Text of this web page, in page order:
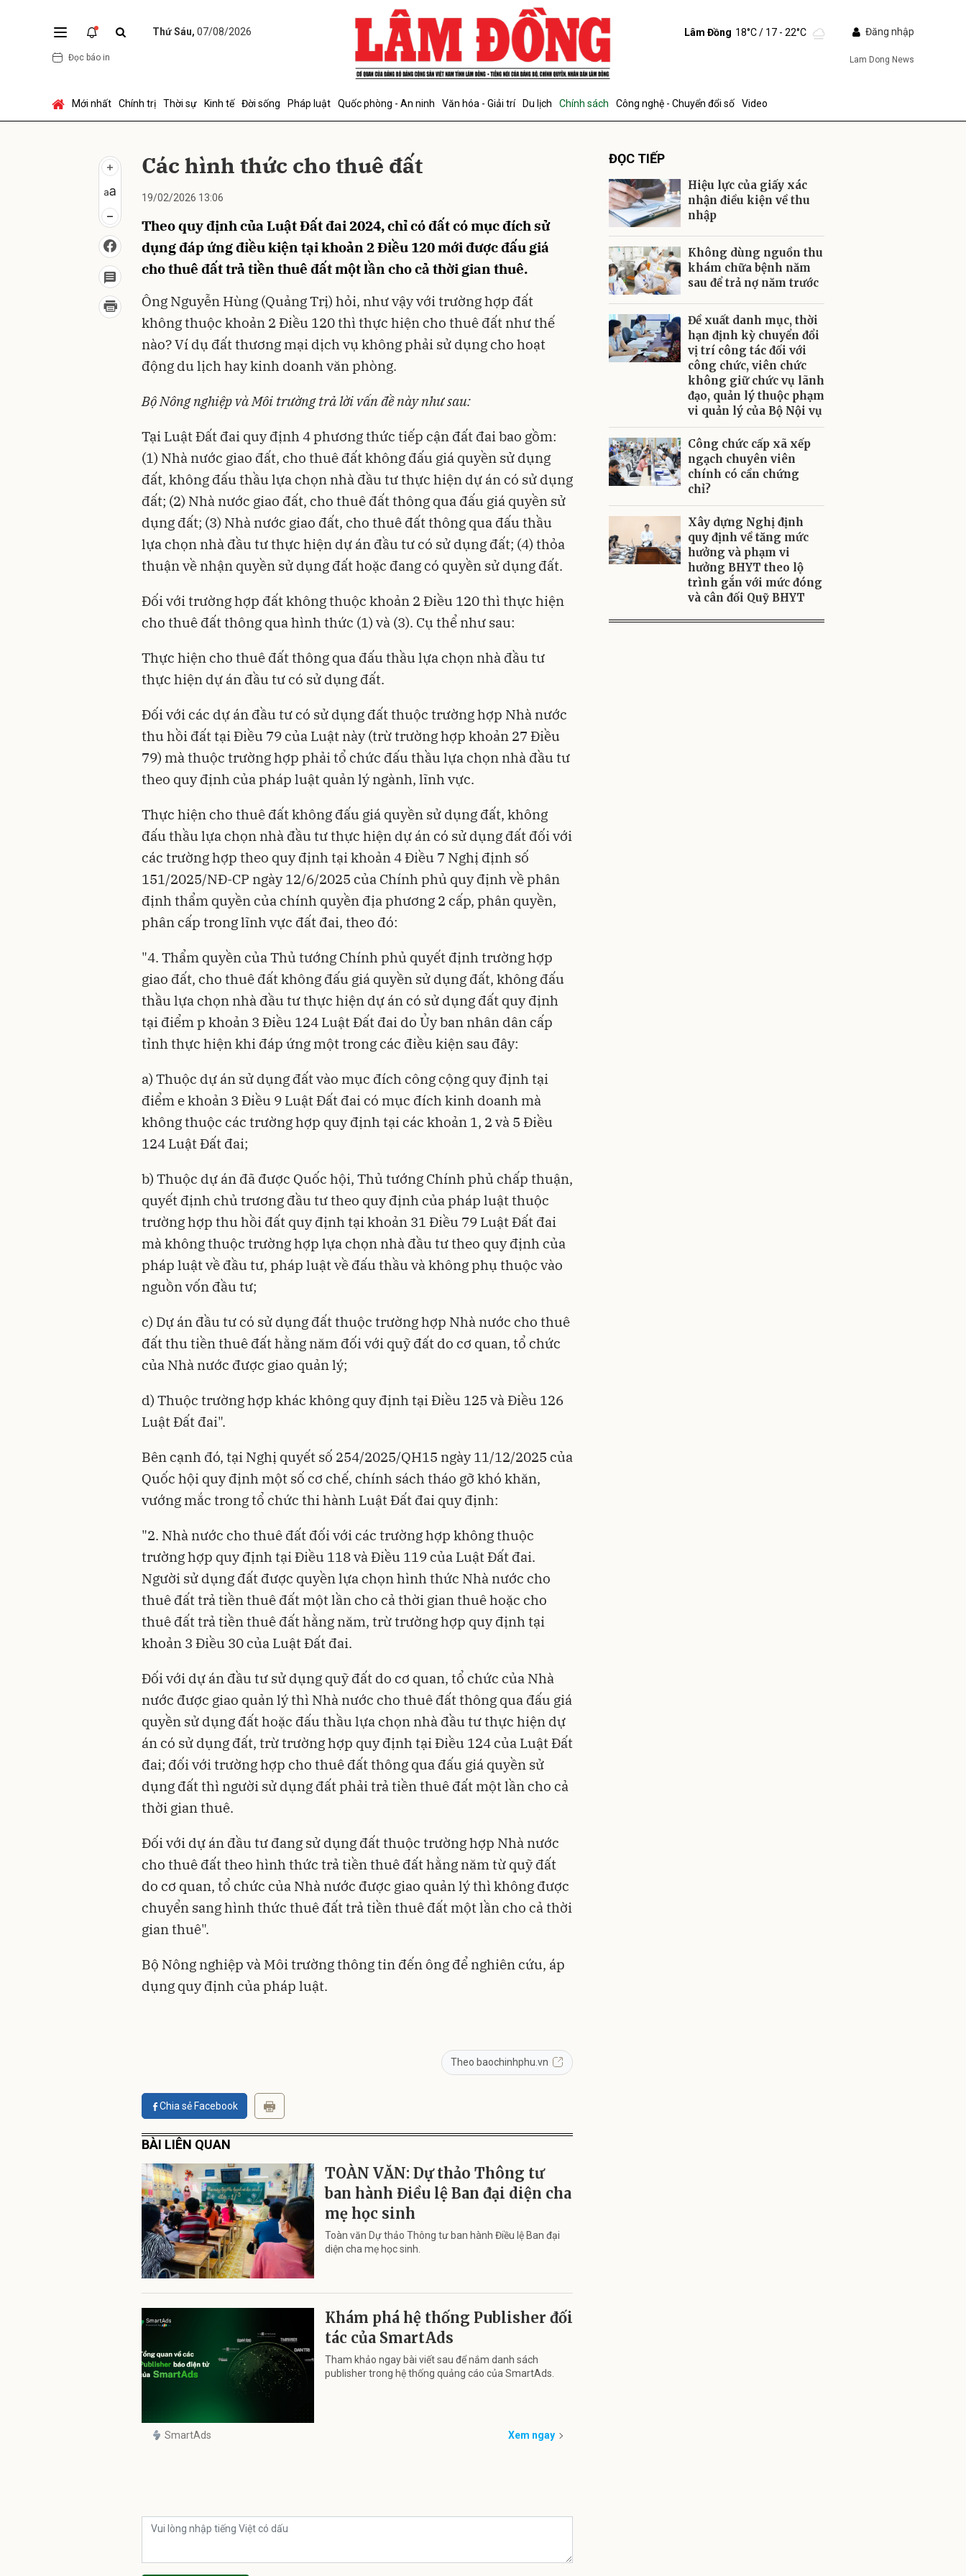
Thứ Sáu, 07/08/2026
Đọc báo in
Lâm Đồng 18°C/ 17 - 22°C Đăng nhập
Lam Dong News
Mới nhất Chính trị Thời sự Kinh tế Đời sống Pháp luật Quốc phòng - An ninh Văn hóa - Giải trí Du lịch Chính sách Công nghệ - Chuyển đổi số Video
Các hình thức cho thuê đất
19/02/2026 13:06
Theo quy định của Luật Đất đai 2024, chỉ có đất có mục đích sử
dụng đáp ứng điều kiện tại khoản 2 Điều 120 mới được đấu giá
cho thuê đất trả tiền thuê đất một lần cho cả thời gian thuê.
Ông Nguyễn Hùng (Quảng Trị) hỏi, như vậy với trường hợp đất
không thuộc khoản 2 Điều 120 thì thực hiện cho thuê đất như thế
nào? Ví dụ đất thương mại dịch vụ không phải sử dụng cho hoạt
động du lịch hay kinh doanh văn phòng.
Bộ Nông nghiệp và Môi trường trả lời vấn đề này như sau:
Tại Luật Đất đai quy định 4 phương thức tiếp cận đất đai bao gồm:
(1) Nhà nước giao đất, cho thuê đất không đấu giá quyền sử dụng
đất, không đấu thầu lựa chọn nhà đầu tư thực hiện dự án có sử dụng
đất; (2) Nhà nước giao đất, cho thuê đất thông qua đấu giá quyền sử
dụng đất; (3) Nhà nước giao đất, cho thuê đất thông qua đấu thầu
lựa chọn nhà đầu tư thực hiện dự án đầu tư có sử dụng đất; (4) thỏa
thuận về nhận quyền sử dụng đất hoặc đang có quyền sử dụng đất.
Đối với trường hợp đất không thuộc khoản 2 Điều 120 thì thực hiện
cho thuê đất thông qua hình thức (1) và (3). Cụ thể như sau:
Thực hiện cho thuê đất thông qua đấu thầu lựa chọn nhà đầu tư
thực hiện dự án đầu tư có sử dụng đất.
Đối với các dự án đầu tư có sử dụng đất thuộc trường hợp Nhà nước
thu hồi đất tại Điều 79 của Luật này (trừ trường hợp khoản 27 Điều
79) mà thuộc trường hợp phải tổ chức đấu thầu lựa chọn nhà đầu tư
theo quy định của pháp luật quản lý ngành, lĩnh vực.
Thực hiện cho thuê đất không đấu giá quyền sử dụng đất, không
đấu thầu lựa chọn nhà đầu tư thực hiện dự án có sử dụng đất đối với
các trường hợp theo quy định tại khoản 4 Điều 7 Nghị định số
151/2025/NĐ-CP ngày 12/6/2025 của Chính phủ quy định về phân
định thẩm quyền của chính quyền địa phương 2 cấp, phân quyền,
phân cấp trong lĩnh vực đất đai, theo đó:
"4. Thẩm quyền của Thủ tướng Chính phủ quyết định trường hợp
giao đất, cho thuê đất không đấu giá quyền sử dụng đất, không đấu
thầu lựa chọn nhà đầu tư thực hiện dự án có sử dụng đất quy định
tại điểm p khoản 3 Điều 124 Luật Đất đai do Ủy ban nhân dân cấp
tỉnh thực hiện khi đáp ứng một trong các điều kiện sau đây:
a) Thuộc dự án sử dụng đất vào mục đích công cộng quy định tại
điểm e khoản 3 Điều 9 Luật Đất đai có mục đích kinh doanh mà
không thuộc các trường hợp quy định tại các khoản 1, 2 và 5 Điều
124 Luật Đất đai;
b) Thuộc dự án đã được Quốc hội, Thủ tướng Chính phủ chấp thuận,
quyết định chủ trương đầu tư theo quy định của pháp luật thuộc
trường hợp thu hồi đất quy định tại khoản 31 Điều 79 Luật Đất đai
mà không thuộc trường hợp lựa chọn nhà đầu tư theo quy định của
pháp luật về đầu tư, pháp luật về đấu thầu và không phụ thuộc vào
nguồn vốn đầu tư;
c) Dự án đầu tư có sử dụng đất thuộc trường hợp Nhà nước cho thuê
đất thu tiền thuê đất hằng năm đối với quỹ đất do cơ quan, tổ chức
của Nhà nước được giao quản lý;
d) Thuộc trường hợp khác không quy định tại Điều 125 và Điều 126
Luật Đất đai".
Bên cạnh đó, tại Nghị quyết số 254/2025/QH15 ngày 11/12/2025 của
Quốc hội quy định một số cơ chế, chính sách tháo gỡ khó khăn,
vướng mắc trong tổ chức thi hành Luật Đất đai quy định:
"2. Nhà nước cho thuê đất đối với các trường hợp không thuộc
trường hợp quy định tại Điều 118 và Điều 119 của Luật Đất đai.
Người sử dụng đất được quyền lựa chọn hình thức Nhà nước cho
thuê đất trả tiền thuê đất một lần cho cả thời gian thuê hoặc cho
thuê đất trả tiền thuê đất hằng năm, trừ trường hợp quy định tại
khoản 3 Điều 30 của Luật Đất đai.
Đối với dự án đầu tư sử dụng quỹ đất do cơ quan, tổ chức của Nhà
nước được giao quản lý thì Nhà nước cho thuê đất thông qua đấu giá
quyền sử dụng đất hoặc đấu thầu lựa chọn nhà đầu tư thực hiện dự
án có sử dụng đất, trừ trường hợp quy định tại Điều 124 của Luật Đất
đai; đối với trường hợp cho thuê đất thông qua đấu giá quyền sử
dụng đất thì người sử dụng đất phải trả tiền thuê đất một lần cho cả
thời gian thuê.
Đối với dự án đầu tư đang sử dụng đất thuộc trường hợp Nhà nước
cho thuê đất theo hình thức trả tiền thuê đất hằng năm từ quỹ đất
do cơ quan, tổ chức của Nhà nước được giao quản lý thì không được
chuyển sang hình thức thuê đất trả tiền thuê đất một lần cho cả thời
gian thuê".
Bộ Nông nghiệp và Môi trường thông tin đến ông để nghiên cứu, áp
dụng quy định của pháp luật.
Theo baochinhphu.vn
Chia sẻ Facebook
BÀI LIÊN QUAN
TOÀN VĂN: Dự thảo Thông tư
ban hành Điều lệ Ban đại diện cha
mẹ học sinh
Toàn văn Dự thảo Thông tư ban hành Điều lệ Ban đại
diện cha mẹ học sinh.
Khám phá hệ thống Publisher đối
tác của SmartAds
Tham khảo ngay bài viết sau để nắm danh sách
publisher trong hệ thống quảng cáo của SmartAds.
SmartAds Xem ngay
ĐỌC TIẾP
Hiệu lực của giấy xác
nhận điều kiện về thu
nhập
Không dùng nguồn thu
khám chữa bệnh năm
sau để trả nợ năm trước
Đề xuất danh mục, thời
hạn định kỳ chuyển đổi
vị trí công tác đối với
công chức, viên chức
không giữ chức vụ lãnh
đạo, quản lý thuộc phạm
vi quản lý của Bộ Nội vụ
Công chức cấp xã xếp
ngạch chuyên viên
chính có cần chứng
chỉ?
Xây dựng Nghị định
quy định về tăng mức
hưởng và phạm vi
hưởng BHYT theo lộ
trình gắn với mức đóng
và cân đối Quỹ BHYT
Gửi bình luận
Gửi